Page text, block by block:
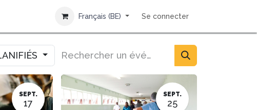
Français (BE) Se connecter
SEPT.
17
SEPT.
25